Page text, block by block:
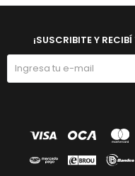
¡SUSCRIBITE Y